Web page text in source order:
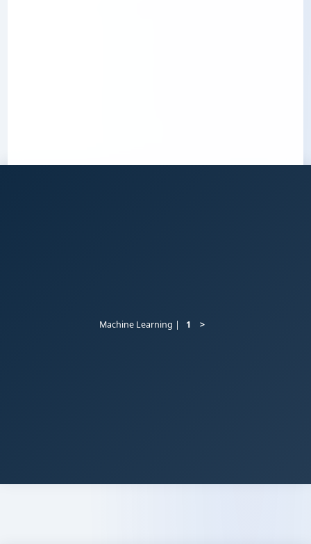
Machine Learning | 1